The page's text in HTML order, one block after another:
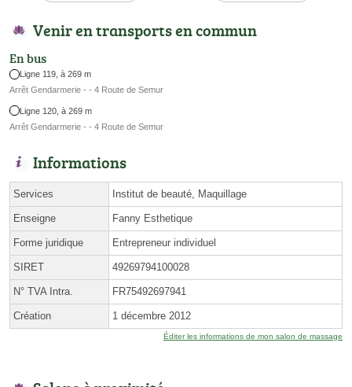
Venir en transports en commun
En bus
Ligne 119, à 269 m
Arrêt Gendarmerie - - 4 Route de Semur
Ligne 120, à 269 m
Arrêt Gendarmerie - - 4 Route de Semur
Informations
Services Institut de beauté, Maquillage
Enseigne Fanny Esthetique
Forme juridique Entrepreneur individuel
SIRET 49269794100028
N° TVA Intra. FR75492697941
Création 1 décembre 2012
Éditer les informations de mon salon de massage